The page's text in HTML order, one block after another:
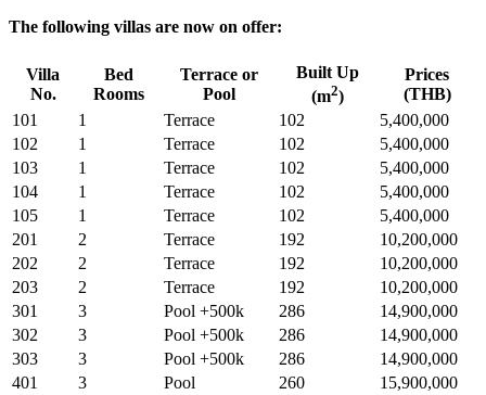
The following villas are now on offer:
Villa
No.
Bed
Rooms
Terrace or
Pool
Built Up
(m2)
Prices
(THB)
101
1 Terrace 102
5,400,000
102
1 Terrace 102
5,400,000
103
1 Terrace 102
5,400,000
104
1 Terrace 102
5,400,000
105
1 Terrace 102
5,400,000
201
2 Terrace 192
10,200,000
202
2 Terrace 192
10,200,000
203
2 Terrace 192
10,200,000
301
3 Pool +500k 286
14,900,000
302
3 Pool +500k 286
14,900,000
303
3 Pool +500k 286
14,900,000
401
3 Pool 260
15,900,000